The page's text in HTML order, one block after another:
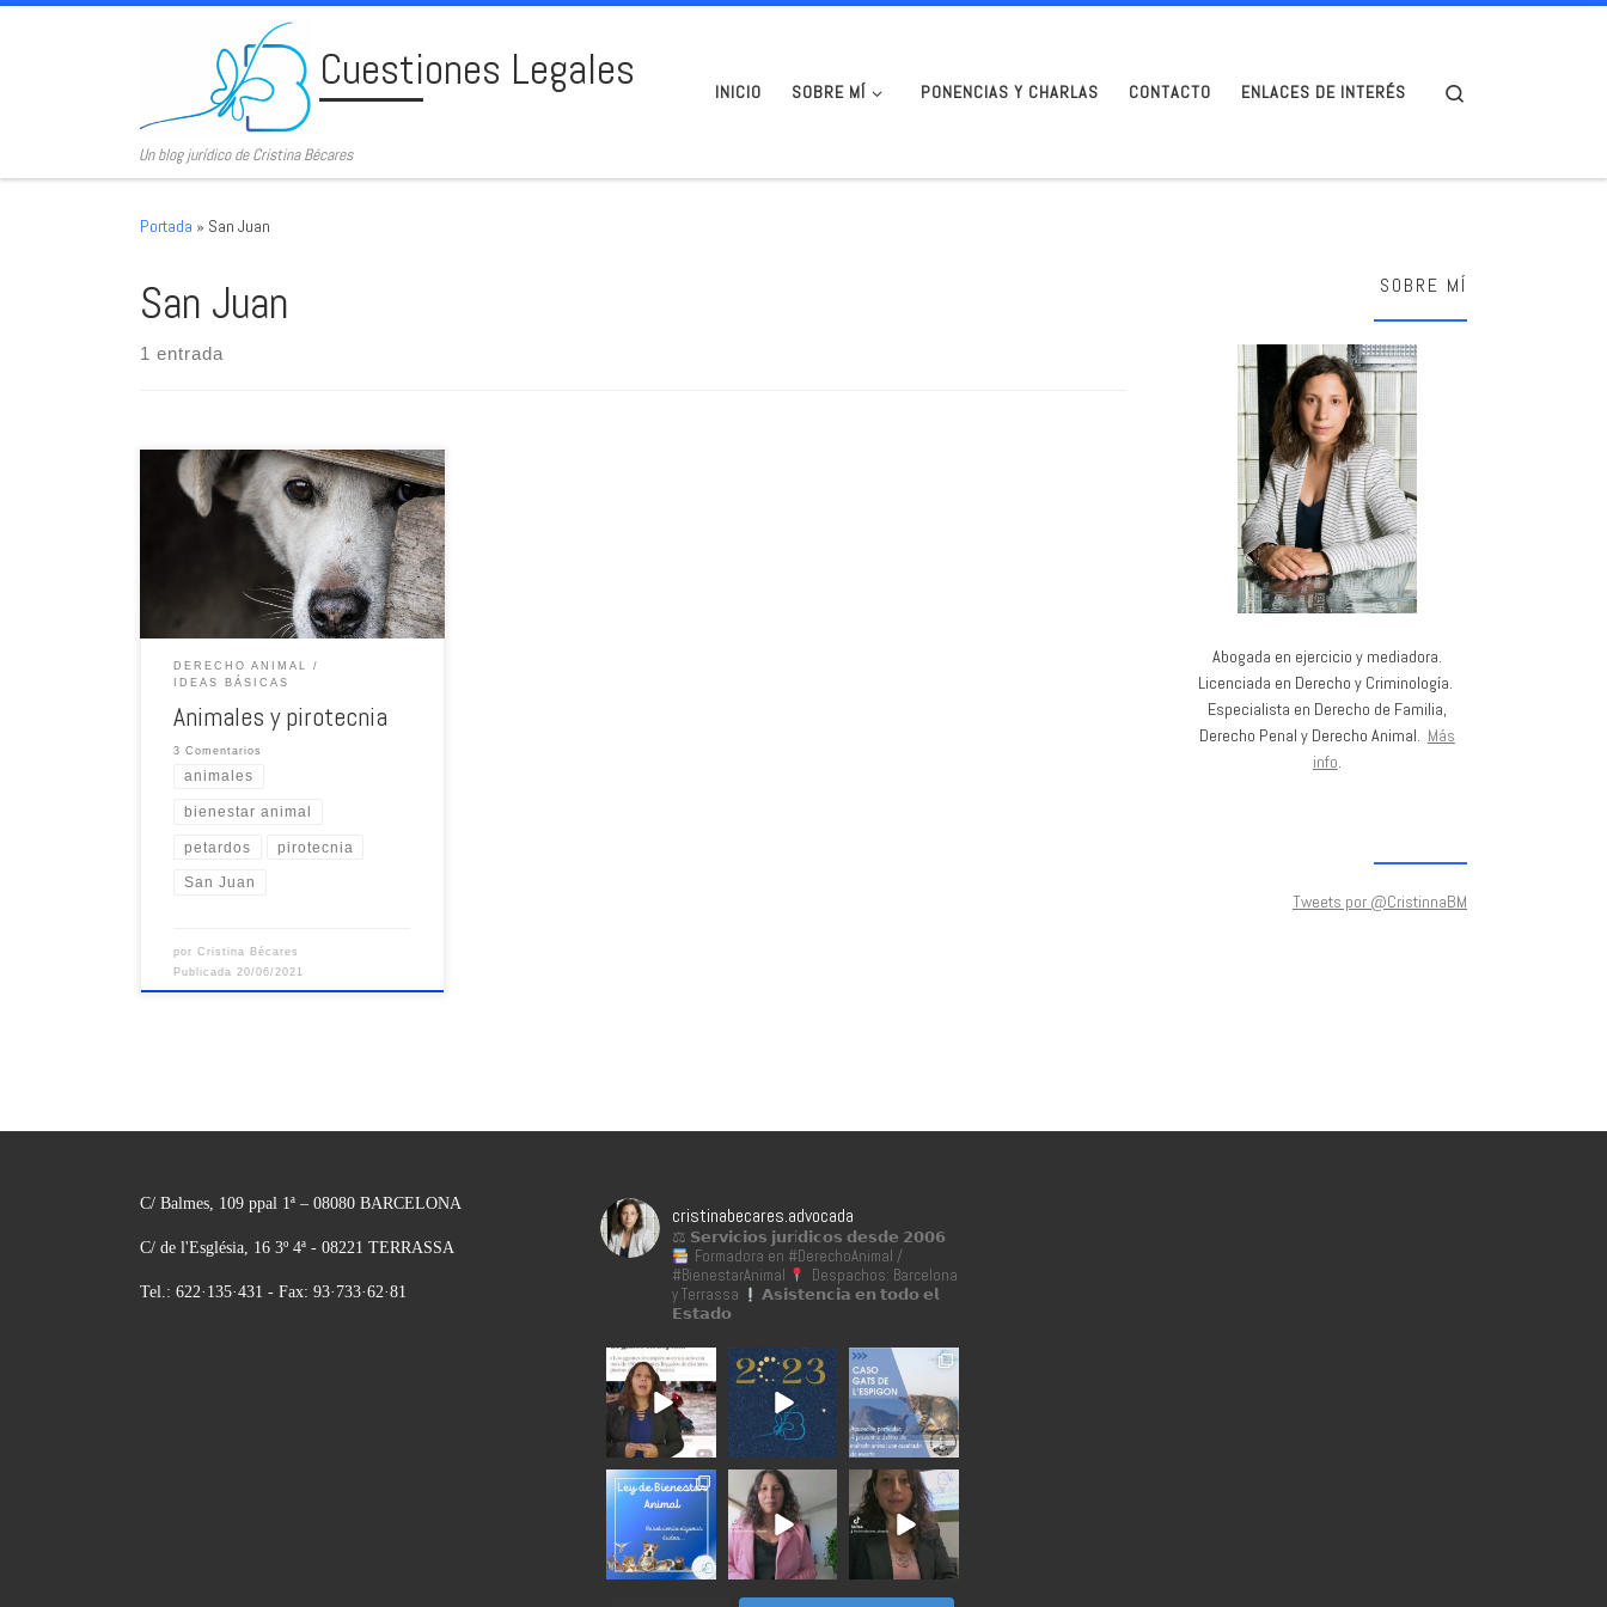
Cuestiones Legales
Un blog jurídico de Cristina Bécares
INICIO SOBRE MÍ PONENCIAS Y CHARLAS CONTACTO ENLACES DE INTERÉS
Portada » San Juan
San Juan
1 entrada
DERECHO ANIMAL
IDEAS BÁSICAS
Animales y pirotecnia
3 Comentarios
animales
bienestar animal
petardos pirotecnia
San Juan
porCristina Bécares
Publicada 20/06/2021
SOBRE MÍ
Abogada en ejercicio y mediadora.
Licenciada en Derecho y Criminología.
Especialista en Derecho de Familia,
Derecho Penal y Derecho Animal. Más
info.
Tweets por @CristinnaBM
C/ Balmes, 109 ppal 1ª – 08080 BARCELONA
C/ de l'Església, 16 3º 4ª - 08221 TERRASSA
Tel.: 622·135·431 - Fax: 93·733·62·81
cristinabecares.advocada
⚖ 𝗦𝗲𝗿𝘃𝗶𝗰𝗶𝗼𝘀 𝗷𝘂𝗿í𝗱𝗶𝗰𝗼𝘀 𝗱𝗲𝘀𝗱𝗲 𝟮𝟬𝟬𝟲
Formadora en #DerechoAnimal /
#BienestarAnimal
Despachos: Barcelona
y Terrassa
𝗔𝘀𝗶𝘀𝘁𝗲𝗻𝗰𝗶𝗮 𝗲𝗻 𝘁𝗼𝗱𝗼 𝗲𝗹
𝗘𝘀𝘁𝗮𝗱𝗼